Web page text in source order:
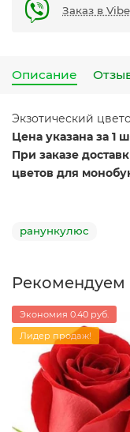
Заказ в
Описание
Экзотический
Цена указана за 1
При заказе
цветов для
ранункулюс
Рекомендуем
Экономия 0.40 руб.
Лидер продаж!